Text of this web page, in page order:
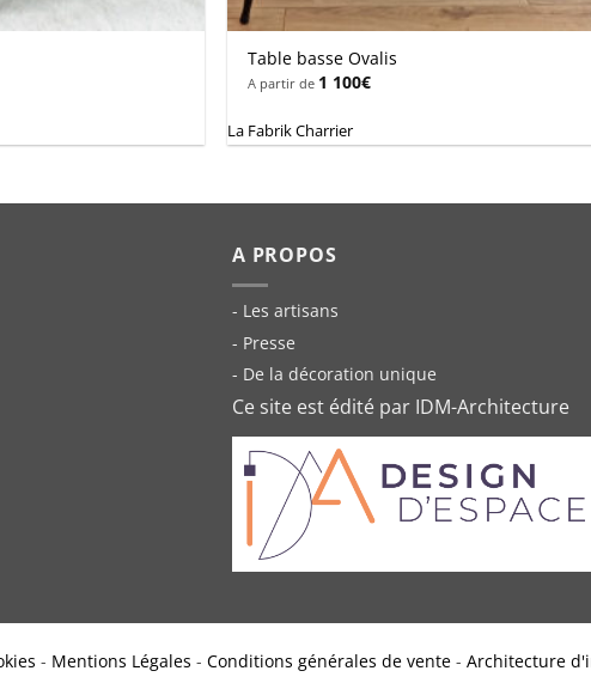
Table basse Ovalis
A partir de 1 100€
La Fabrik Charrier
A PROPOS
- Les artisans
- Presse
- De la décoration unique
Ce site est édité par IDM-Architecture
- Mentions Légales - Conditions générales de vente - Architecture